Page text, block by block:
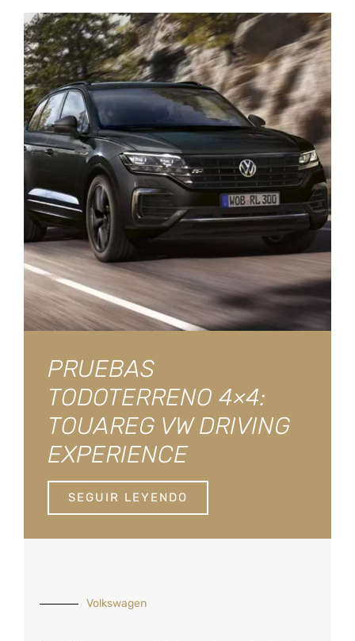
PRUEBAS
TODOTERRENO 4×4:
TOUAREG VW DRIVING
EXPERIENCE
SEGUIR LEYENDO
Volkswagen